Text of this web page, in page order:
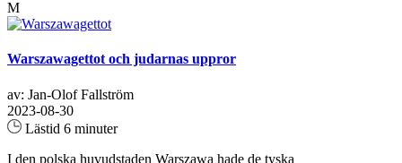
M
Warszawagettot och judarnas uppror
av: Jan-Olof Fallström
2023-08-30
Lästid 6 minuter
I den polska huvudstaden Warszawa hade de tyska